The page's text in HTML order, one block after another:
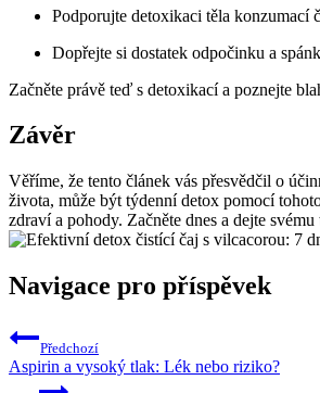
Podporujte detoxikaci těla konzumací
Dopřejte si dostatek odpočinku a
Začněte právě teď s detoxikací a poznejte
Závěr
Věříme, že tento článek vás přesvědčil o
života, může být týdenní detox pomocí
zdraví a pohody. Začněte dnes a dejte
Navigace pro příspěvek
Předchozí
Aspirin a vysoký tlak: Lék nebo riziko?